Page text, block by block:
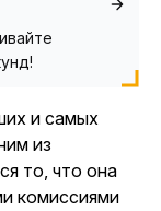
и самых
из
то, что она
комиссиями